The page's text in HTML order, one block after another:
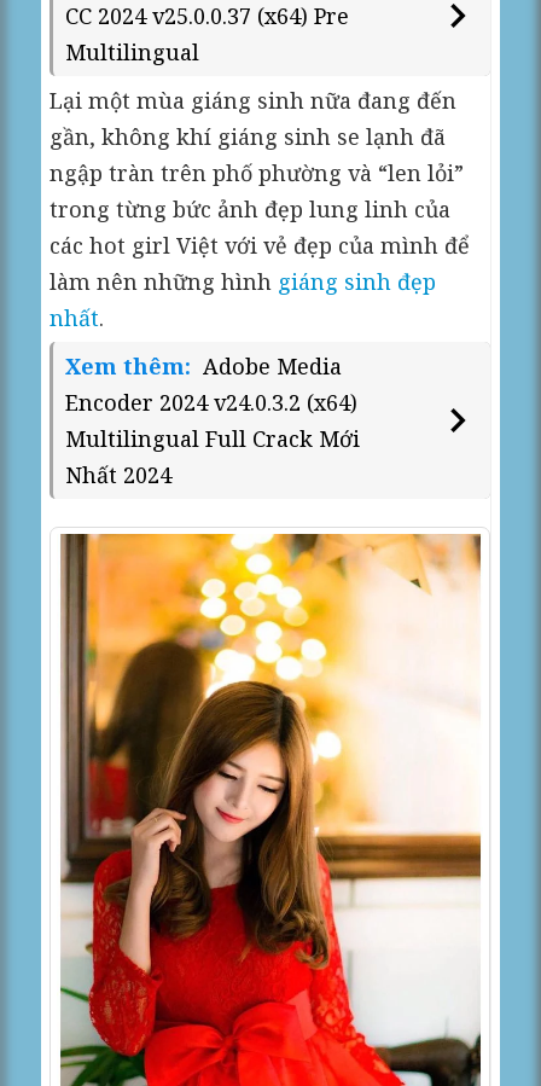
CC 2024 v25.0.0.37 (x64) Pre
Multilingual
Lại một mùa giáng sinh nữa đang đến
gần, không khí giáng sinh se lạnh đã
ngập tràn trên phố phường và “len lỏi”
trong từng bức ảnh đẹp lung linh của
các hot girl Việt với vẻ đẹp của mình để
làm nên những hình giáng sinh đẹp
nhất.
Xem thêm: Adobe Media
Encoder 2024 v24.0.3.2 (x64)
Multilingual Full Crack Mới
Nhất 2024